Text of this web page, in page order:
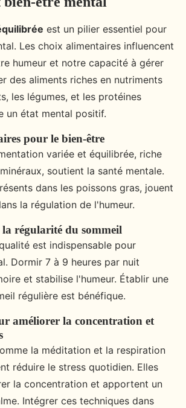
est un pilier essentiel pour
Les choix alimentaires influencent
humeur et notre capacité à gérer
des aliments riches en nutriments
les légumes, et les protéines
un état mental positif.
pour le bien-être
variée et équilibrée, riche
soutient la santé mentale.
dans les poissons gras, jouent
la régulation de l'humeur.
régularité du sommeil
est indispensable pour
Dormir 7 à 9 heures par nuit
et stabilise l'humeur. Établir une
régulière est bénéfique.
améliorer la concentration et
la méditation et la respiration
réduire le stress quotidien. Elles
la concentration et apportent un
Intégrer ces techniques dans